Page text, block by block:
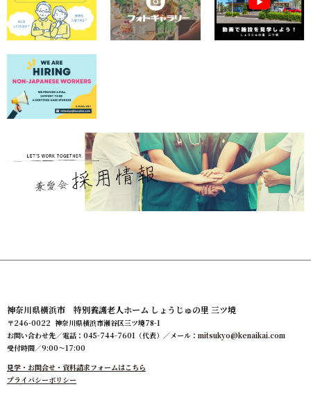
神奈川県横浜市 特別養護老人ホーム しょうじゅの里 三ツ境
〒246-0022 神奈川県横浜市瀬谷区三ツ境78-1
お問い合わせ先／電話：045-744-7601（代表）／メール： mitsukyo@kenaikai.com
受付時間／9:00～17:00
見学・お問合せ・資料請求フォームはこちら
プライバシーポリシー